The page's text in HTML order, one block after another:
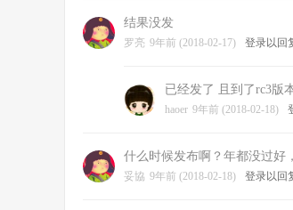
结果没发
罗亮 9年前 (2018-02-17) 登录以回
已经发了 且到了rc3版
haoer 9年前 (2018-02-18)
什么时候发布啊？年都没过好
妥協 9年前 (2018-02-18) 登录以回